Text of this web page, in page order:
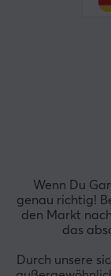
Wenn Du
genau richtig!
den Markt
das
Durch unsere